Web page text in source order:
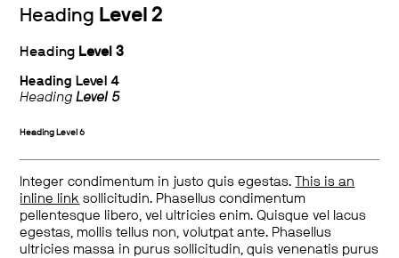
Heading Level 2
Heading Level 3
Heading Level 4
HeadingLevel 5
Heading Level 6
Integer condimentum in justo quis egestas.
This is an
inline link sollicitudin. Phasellus condimentum
pellentesque libero, vel ultricies enim. Quisque vel lacus
egestas, mollis tellus non, volutpat ante. Phasellus
ultricies massa in purus sollicitudin, quis venenatis purus